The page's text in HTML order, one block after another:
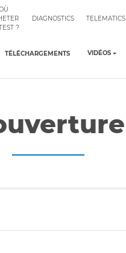
?
DIAGNOSTICS TELEMATICS
TÉLÉCHARGEMENTS VIDÉOS